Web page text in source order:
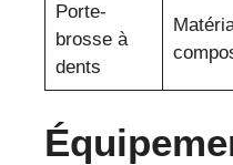
Porte-
brosse à
dents